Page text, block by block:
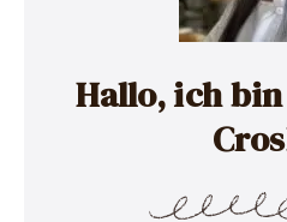
Hallo, ich